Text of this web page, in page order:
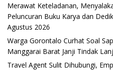
Merawat Keteladanan,
Peluncuran Buku Karya dan
Agustus 2026
Warga Gorontalo Curhat Soal
Manggarai Barat Janji Tindak
Travel Agent Sulit Dihubungi,